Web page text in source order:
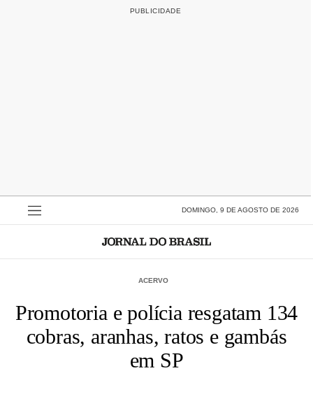
DOMINGO, 9 DE AGOSTO DE 2026
ACERVO
Promotoria e polícia resgatam 134
cobras, aranhas, ratos e gambás
em SP